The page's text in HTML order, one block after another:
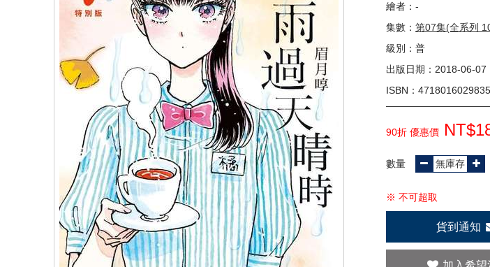
繪者：-
集數： 第07集(全系列
級別：普
出版日期：2018-06-07
ISBN：4718016029835
90折 優惠價
數量
※ 不可超取
貨到通知